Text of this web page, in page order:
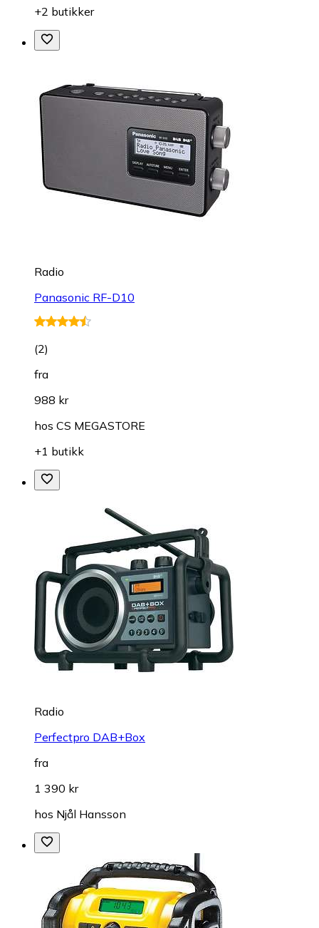
+2 butikker
Radio
Panasonic RF-D10
(2)
fra
988 kr
hos CS MEGASTORE
+1 butikk
Radio
Perfectpro DAB+Box
fra
1 390 kr
hos Njål Hansson